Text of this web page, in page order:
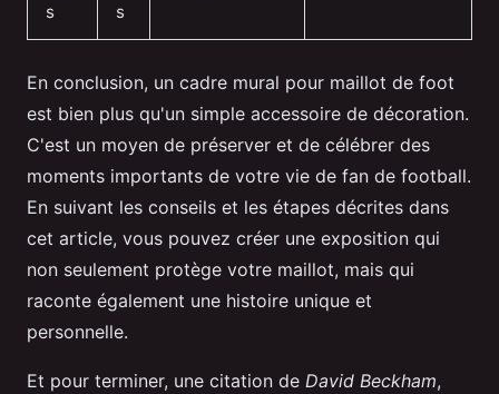
s
s
En conclusion, un cadre mural pour maillot de foot
est bien plus qu'un simple accessoire de décoration.
C'est un moyen de préserver et de célébrer des
moments importants de votre vie de fan de football.
En suivant les conseils et les étapes décrites dans
cet article, vous pouvez créer une exposition qui
non seulement protège votre maillot, mais qui
raconte également une histoire unique et
personnelle.
Et pour terminer, une citation de David Beckham,